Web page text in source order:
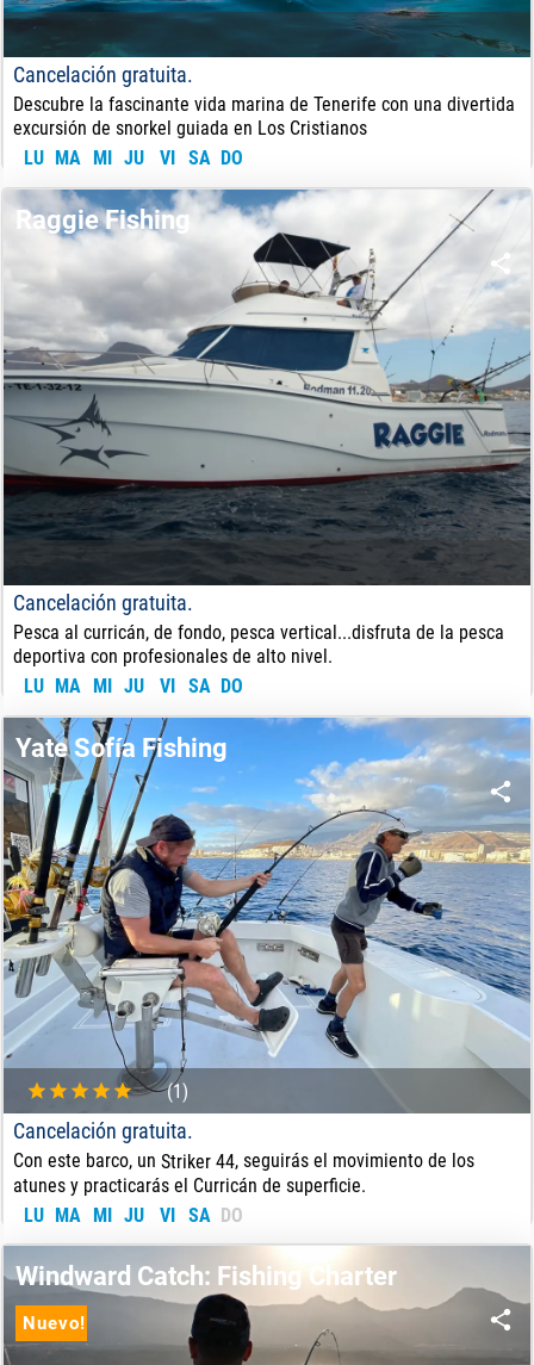
Cancelación gratuita.
Descubre la fascinante vida marina de Tenerife con una divertida
excursión de snorkel guiada en Los Cristianos
LU MA MI JU VI SA DO
DE:45€
Raggie Fishing
Cancelación gratuita.
Pesca al curricán, de fondo, pesca vertical...disfruta de la pesca
deportiva con profesionales de alto nivel.
LU MA MI JU VI SA DO
(1)
Yate Sofía Fishing
Cancelación gratuita.
Con este barco, un Striker 44, seguirás el movimiento de los
atunes y practicarás el Curricán de superficie.
LU MA MI JU VI SA DO
DE:85
Nuevo!
Windward Catch: Fishing Charter